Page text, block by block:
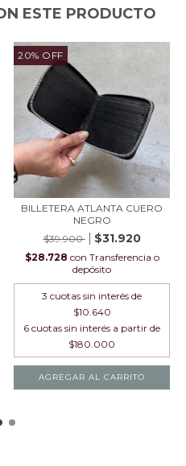
ESTE PRODUCTO
20% OFF
BILLETERA ATLANTA CUERO
NEGRO
$39.900
$31.920
$28.728 con Transferencia o
depósito
3 cuotas sin interés de
$10.640
AGREGAR AL CARRITO